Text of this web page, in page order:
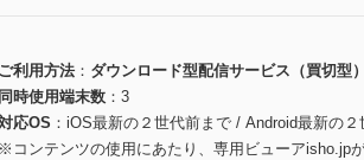
ご利用方法
ダウンロード型配信サービス（買切型）
同時使用端末数
3
応OS
iOS最新の２世代前まで / Android最新の２
※コンテンツの使用にあたり、専用ビューアisho.jp